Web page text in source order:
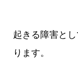
起きる障害と
ります。